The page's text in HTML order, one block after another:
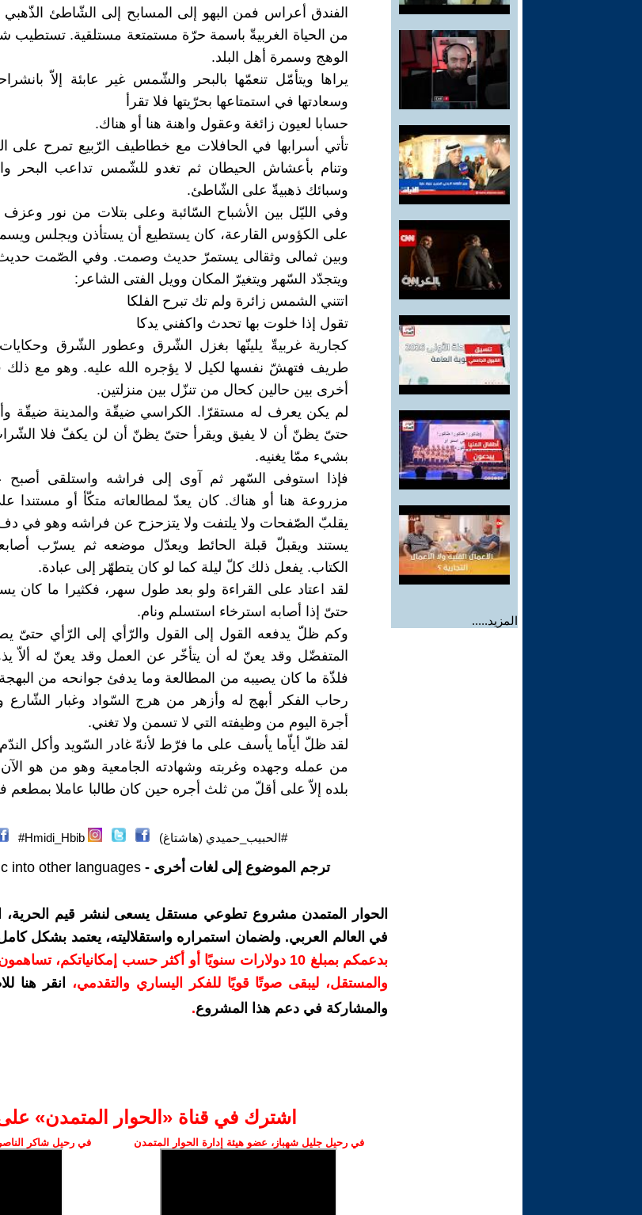
المزيد.....
الفندق أعراس فمن البهو إلى المسابح إلى الشّاطئ
من الحياة الغربيةّ باسمة حرّة مستمتعة مستلقية.
الوهج وسمرة أهل البلد.
يراها ويتأمّل تنعمّها بالبحر والشّمس غير عابئة إلاّ
وسعادتها في استمتاعها بحرّيتها فلا تقرأ
حسابا لعيون زائغة وعقول واهنة هنا أو هناك.
تأتي أسرابها في الحافلات مع خطاطيف الرّبيع تمرح على
وتنام بأعشاش الحيطان ثم تغدو للشّمس تداعب البحر
وسبائك ذهبيةّ على الشّاطئ.
وفي الليّل بين الأشباح السّائبة وعلى بتلات من نور
على الكؤوس القارعة، كان يستطيع أن يستأذن ويجلس
وبين ثمالى وثقالى يستمرّ حديث وصمت. وفي الصّمت
ويتجدّد السّهر ويتغيرّ المكان وويل الفتى الشاعر:
اتتني الشمس زائرة ولم تك تبرح الفلكا
تقول إذا خلوت بها تحدث واكفني يدكا
كجارية غربيةّ يلينّها بغزل الشّرق وعطور الشّرق
طريف فتهشّ نفسها لكيل لا يؤجره الله عليه. وهو مع
أخرى بين حالين كحال من تنزّل بين منزلتين.
لم يكن يعرف له مستقرّا. الكراسي ضيقّة والمدينة ضيقّة
حتىّ يظنّ أن لا يفيق ويقرأ حتىّ يظنّ أن لن يكفّ فلا الشّراب
بشيء ممّا يغنيه.
فإذا استوفى السّهر ثم آوى إلى فراشه واستلقى أصبح
مزروعة هنا أو هناك. كان يعدّ لمطالعاته متكّأ أو مستندا
يقلبّ الصّفحات ولا يلتفت ولا يتزحزح عن فراشه وهو في
يستند ويقبلّ قبلة الحائط ويعدّل موضعه ثم يسرّب
الكتاب. يفعل ذلك كلّ ليلة كما لو كان يتطهّر إلى عبادة.
لقد اعتاد على القراءة ولو بعد طول سهر، فكثيرا ما كان
حتىّ إذا أصابه استرخاء استسلم ونام.
وكم ظلّ يدفعه القول إلى القول والرّأي إلى الرّأي حتىّ
المتفضّل وقد يعنّ له أن يتأخّر عن العمل وقد يعنّ له ألاّ
فلذّة ما كان يصيبه من المطالعة وما يدفئ جوانحه من
رحاب الفكر أبهج له وأزهر من هرج السّواد وغبار
أجرة اليوم من وظيفته التي لا تسمن ولا تغني.
لقد ظلّ أياّما يأسف على ما فرّط لأنهّ غادر السّويد وأكل
من عمله وجهده وغربته وشهادته الجامعية وهو من هو
بلده إلاّ على أقلّ من ثلث أجره حين كان طالبا عاملا بمطعم
#الحبيب_حميدي (هاشتاغ) Hmidi_Hbib#
ترجم الموضوع إلى لغات أخرى - into other languages
الحوار المتمدن مشروع تطوعي مستقل يسعى لنشر قيم الحرية،
في العالم العربي. ولضمان استمراره واستقلاليته، يعتمد بشكل
بدعمكم بمبلغ 10 دولارات سنويًا أو أكثر حسب إمكانياتكم،
والمستقل، ليبقى صوتًا قويًا للفكر اليساري والتقدمي،
انقر هنا
والمشاركة في دعم هذا المشروع.
اشترك في قناة ‫«الحوار المتمدن»
في رحيل جليل شهباز، عضو هيئة إدارة الحوار المتمدن في رحيل شاكر